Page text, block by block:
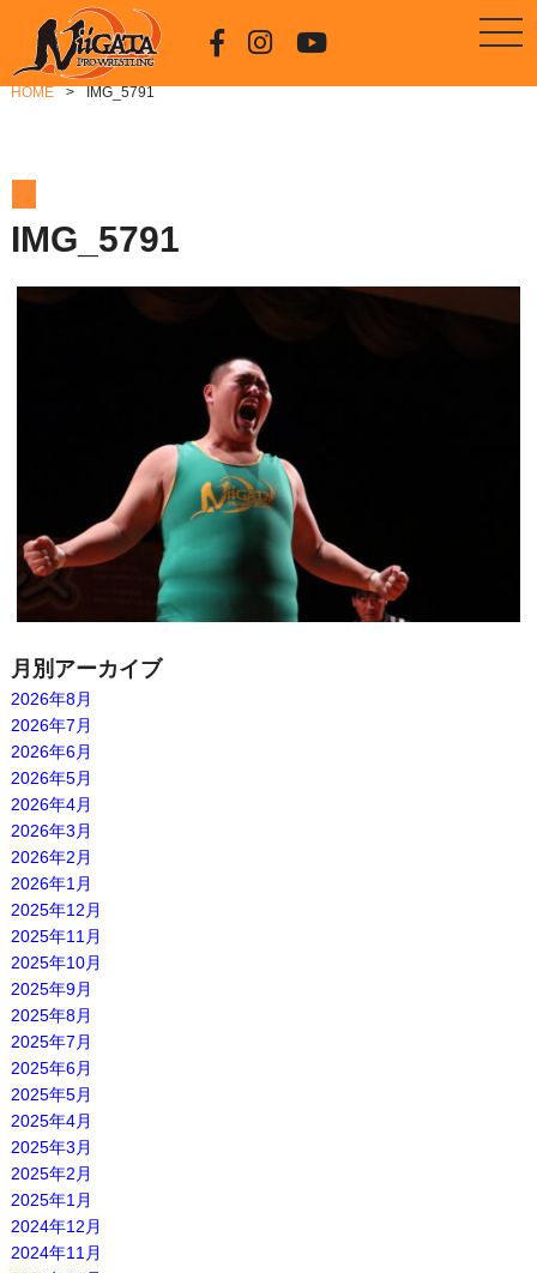
HOME IMG_5791
IMG_5791
月別アーカイブ
2026年8月
2026年7月
2026年6月
2026年5月
2026年4月
2026年3月
2026年2月
2026年1月
2025年12月
2025年11月
2025年10月
2025年9月
2025年8月
2025年7月
2025年6月
2025年5月
2025年4月
2025年3月
2025年2月
2025年1月
2024年12月
2024年11月